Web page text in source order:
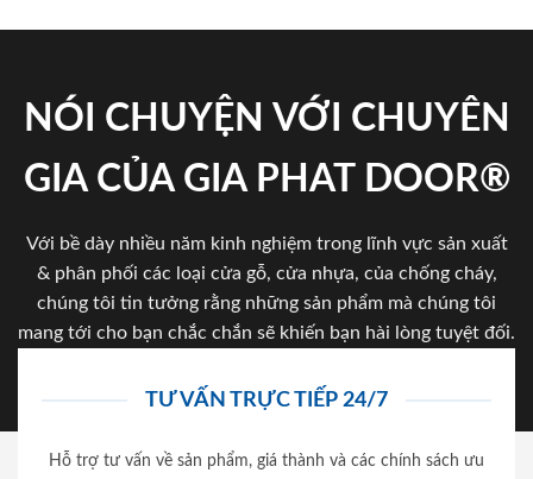
NÓI CHUYỆN VỚI CHUYÊN
GIA CỦA GIA PHAT DOOR®
Với bề dày nhiều năm kinh nghiệm trong lĩnh vực sản xuất
& phân phối các loại cửa gỗ, cửa nhựa, của chống cháy,
chúng tôi tin tưởng rằng những sản phẩm mà chúng tôi
mang tới cho bạn chắc chắn sẽ khiến bạn hài lòng tuyệt đối.
TƯ VẤN TRỰC TIẾP 24/7
Hỗ trợ tư vấn về sản phẩm, giá thành và các chính sách ưu